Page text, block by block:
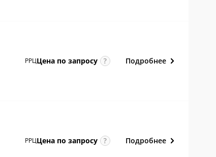
РРЦЦена позапросу Подробнее
РРЦЦена позапросу Подробнее